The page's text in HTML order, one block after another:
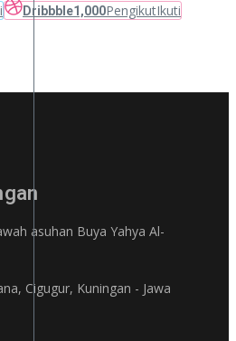
Dribbble1,000PengikutIkuti
asuhan Buya Yahya Al-
Cigugur, Kuningan - Jawa